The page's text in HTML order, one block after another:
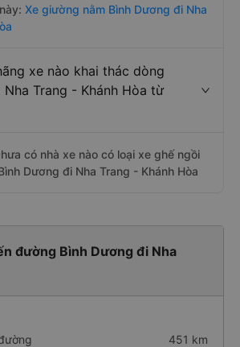
Xe giường nằm Bình Dương đi Nha
xe nào khai thác dòng
Trang - Khánh Hòa từ
có nhà xe nào có loại xe ghế ngồi
Dương đi Nha Trang - Khánh Hòa
đường Bình Dương đi Nha
451 km